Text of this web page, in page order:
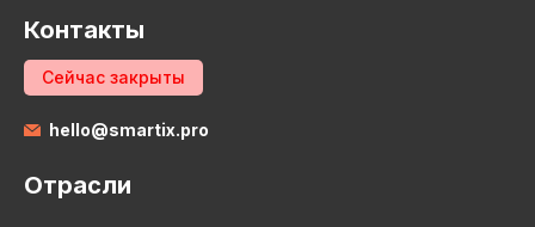
Контакты
Сейчас закрыты
hello@smartix.pro
Отрасли